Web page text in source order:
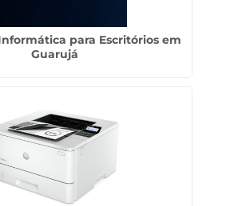
para Escritórios em
Guarujá